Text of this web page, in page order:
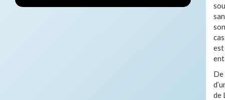
est
De
de